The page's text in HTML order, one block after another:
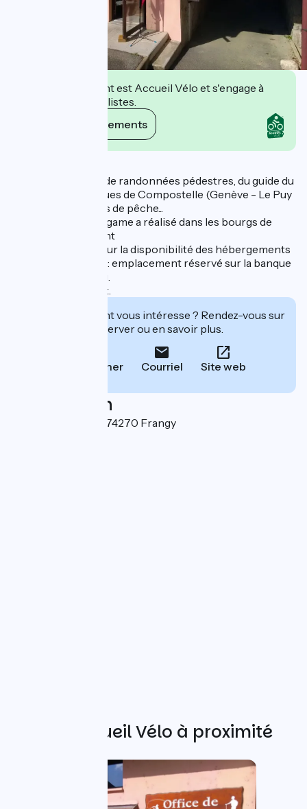
Cet établissement est Accueil Vélo et s'engage à
accueillir des cyclistes.
Voir ses engagements
- Ventes de fiches de randonnées pédestres, du guide du
Chemin de St Jacques de Compostelle (Genève - Le Puy
en Velay), de permis de pêche...
- Prêt de l'enquête game a réalisé dans les bourgs de
Frangy et Chaumont
- Renseignement sur la disponibilité des hébergements
- Accès handicapé : emplacement réservé sur la banque
d'accueil et parking.
- Accès Wifi gratuit.
Cet établissement vous intéresse ? Rendez-vous sur
leur site pour réserver ou en savoir plus.
Téléphoner Courriel Site web
Localisation
35 place de l'église 74270 Frangy
Autres Accueil Vélo à proximité